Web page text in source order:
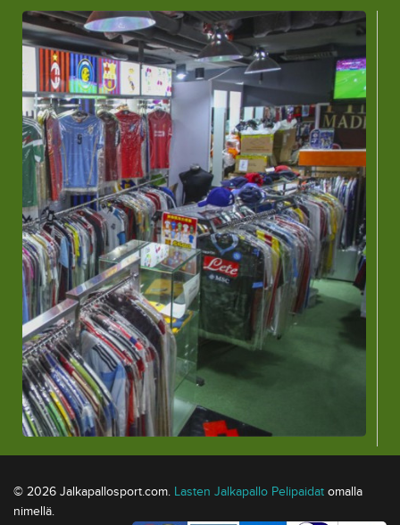
© 2026 Jalkapallosport.com. Lasten Jalkapallo Pelipaidat omalla
nimellä.